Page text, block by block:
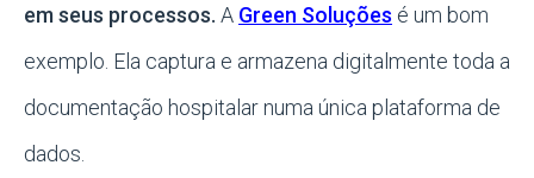
em seus processos. A Green Soluções é um bom
exemplo. Ela captura e armazena digitalmente toda a
documentação hospitalar numa única plataforma de
dados.